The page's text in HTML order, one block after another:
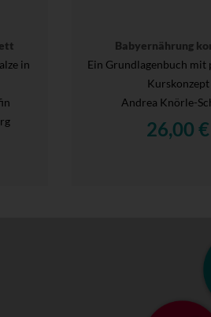
in
Babyernährung
Ein Grundlagenbuch mit
Kurskonzept
Andrea Knörle-
26,00 €